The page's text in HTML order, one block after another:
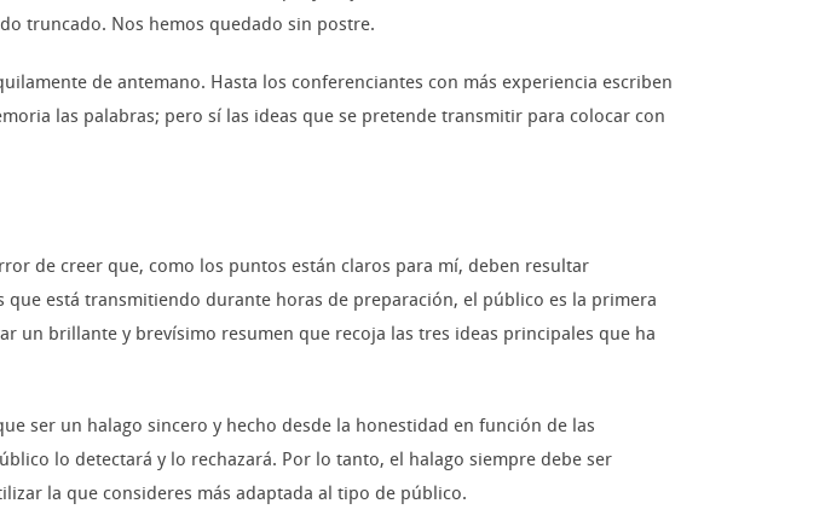
truncado. Nos hemos quedado sin postre.
de antemano. Hasta los conferenciantes con más experiencia escriben
las palabras; pero sí las ideas que se pretende transmitir para colocar con
de creer que, como los puntos están claros para mí, deben resultar
está transmitiendo durante horas de preparación, el público es la primera
un brillante y brevísimo resumen que recoja las tres ideas principales que ha
ser un halago sincero y hecho desde la honestidad en función de las
lo detectará y lo rechazará. Por lo tanto, el halago siempre debe ser
la que consideres más adaptada al tipo de público.